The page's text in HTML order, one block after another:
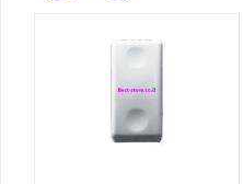
לכל מוצרי היצרן